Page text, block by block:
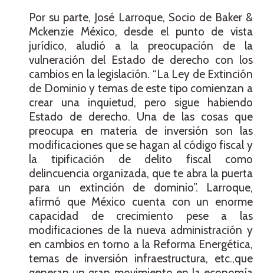
Por su parte, José Larroque, Socio de Baker &
Mckenzie México, desde el punto de vista
jurídico, aludió a la preocupación de la
vulneración del Estado de derecho con los
cambios en la legislación. “La Ley de Extinción
de Dominio y temas de este tipo comienzan a
crear una inquietud, pero sigue habiendo
Estado de derecho. Una de las cosas que
preocupa en materia de inversión son las
modificaciones que se hagan al código fiscal y
la tipificación de delito fiscal como
delincuencia organizada, que te abra la puerta
para un extinción de dominio”. Larroque,
afirmó que México cuenta con un enorme
capacidad de crecimiento pese a las
modificaciones de la nueva administración y
en cambios en torno a la Reforma Energética,
temas de inversión infraestructura, etc.,que